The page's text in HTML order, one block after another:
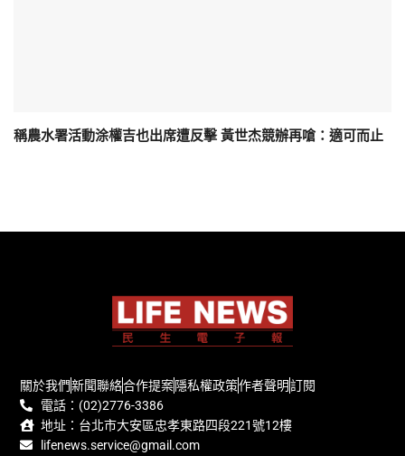
稱農水署活動涂權吉也出席遭反擊 黃世杰競辦再嗆：適可而止
關於我們新聞聯絡合作提案隱私權政策作者聲明訂閱
電話：(02)2776-3386
地址：台北市大安區忠孝東路四段221號12樓
lifenews.service@gmail.com